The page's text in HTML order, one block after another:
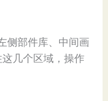
侧部件库、中间画
几个区域，操作